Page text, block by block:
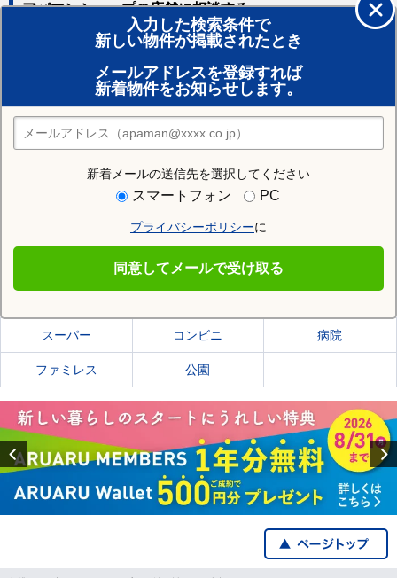
入力した検索条件で
新しい物件が掲載されたとき
メールアドレスを登録すれば
新着物件をお知らせします。
新着メールの送信先を選択してください
スマートフォン PC
プライバシーポリシーに
同意してメールで受け取る
アパマンショップの店舗に相談する
賃貸のプロがお部屋探し！
おまかせ物件リクエスト
住みたい街の店舗を探す
店舗検索
住む街研究所で足柄上郡開成町の情報を見る
足柄上郡開成町の施設一覧
スーパー コンビニ 病院
ファミレス 公園
Previous